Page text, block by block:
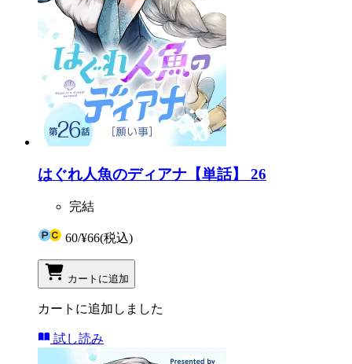
はぐれ人魚のディアナ【単話】 26
完結
60/¥66(税込)
カートに追加
カートに追加しました
試し読み